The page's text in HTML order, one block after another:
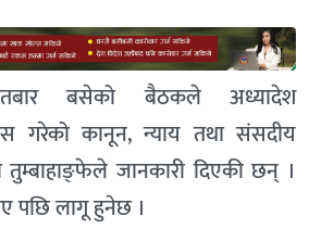
बसेको बैठकले अध्यादेश
गरेको कानून, न्याय तथा संसदीय
तुम्बाहाङ्फेले जानकारी दिएकी छन् ।
भए पछि लागू हुनेछ ।